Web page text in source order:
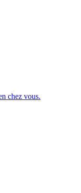
chez vous.